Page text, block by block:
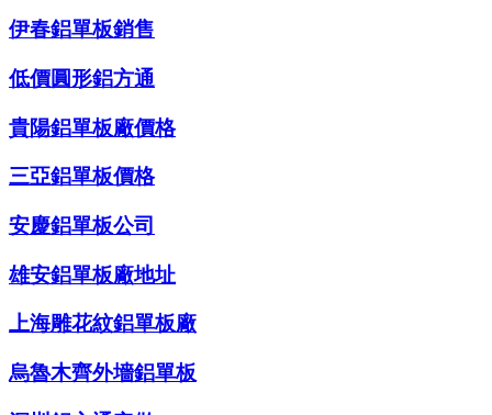
伊春鋁單板銷售
低價圓形鋁方通
貴陽鋁單板廠價格
三亞鋁單板價格
安慶鋁單板公司
雄安鋁單板廠地址
上海雕花紋鋁單板廠
烏魯木齊外墻鋁單板